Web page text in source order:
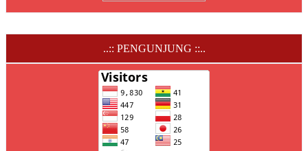
..:: PENGUNJUNG ::..